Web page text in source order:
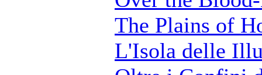
The Plains of
L'Isola delle